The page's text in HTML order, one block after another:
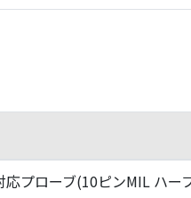
プローブ(10ピンMIL ハー